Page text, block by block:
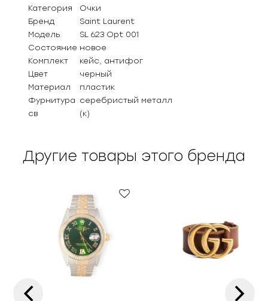
Категория
Очки
Бренд
Saint Laurent
Модель
SL 623 Opt 001
Состояние новое
Комплект
кейс, антифог
Цвет
черный
Материал
пластик
Фурнитура серебристый металл
св
(к)
Другие товары этого бренда